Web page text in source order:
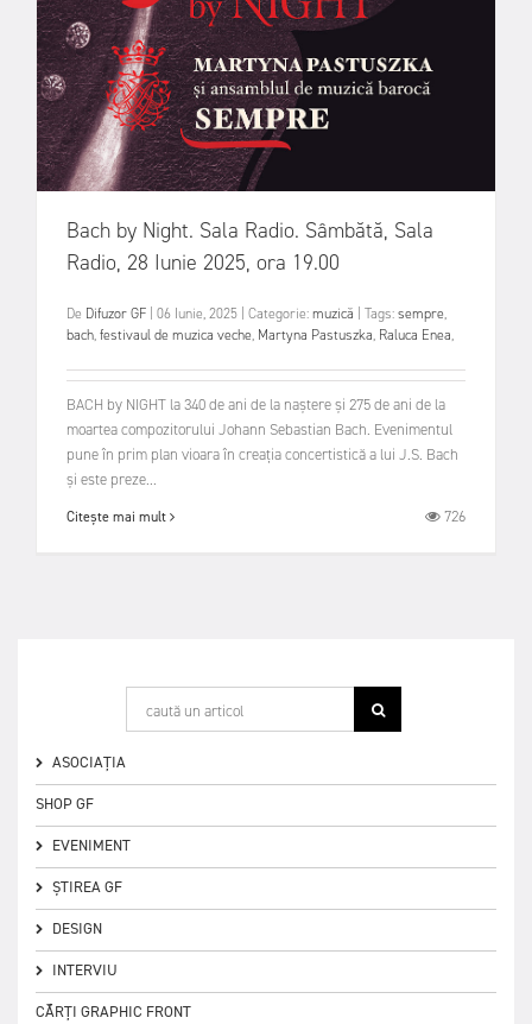
Bach by Night. Sala Radio. Sâmbătă, Sala
Radio, 28 Iunie 2025, ora 19.00
De Difuzor GF 06 Iunie, 2025 Categorie:muzică Tags:sempre,
bach,festivaul de muzica veche, Martyna Pastuszka, Raluca Enea,
BACH by NIGHT la 340 de ani de la naștere și 275 de ani de la
moartea compozitorului Johann Sebastian Bach. Evenimentul
pune în prim plan vioara în creația concertistică a lui J.S. Bach
și este preze...
Citește mai mult 726
ASOCIAȚIA
SHOP GF
EVENIMENT
ȘTIREA GF
DESIGN
INTERVIU
CĂRȚI GRAPHIC FRONT